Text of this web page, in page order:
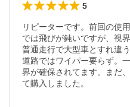
5
リピーターです。前回の使
では飛びが鈍いですが、視
普通走行で大型車とすれ違
道路ではワイパー要らず。
界が確保されてます。まだ
て購入しました。